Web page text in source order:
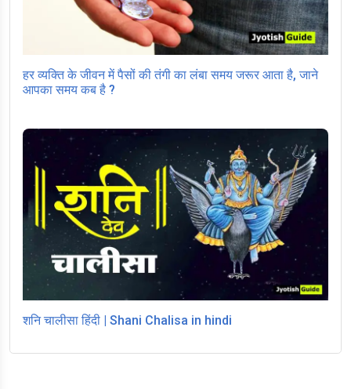
हर व्यक्ति के जीवन में पैसों की तंगी का लंबा समय जरूर आता है, जाने
आपका समय कब है ?
शनि चालीसा हिंदी | Shani Chalisa in hindi